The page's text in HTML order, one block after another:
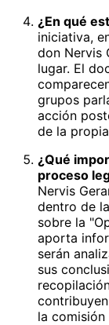
¿En qué
iniciativa,
don Nervis
lugar. El
grupos
acción
de la
¿Qué
proceso
Nervis
dentro de
sobre la
aporta
serán
sus
la